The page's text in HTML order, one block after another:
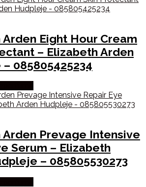
Arden Eight Hour Cream
– Elizabeth Arden
085805425234
Arden Prevage Intensive
Serum – Elizabeth
– 085805530273